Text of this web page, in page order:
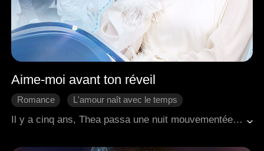
Aime-moi avant ton réveil
Romance
L'amour naît avec le temps
Il y a cinq ans, Thea passa une nuit mouvementée avec Jacob, qui avait été drogué. Espérant pouvoir payer les frais médicaux de sa grand-mère, elle fut choquée lorsque Jacob partit en trombe, convaincu que Thea avait mis quelque chose dans son verre. Plus tard, Thea découvrit qu'elle était enceinte et chercha l'aide de Jacob, mais elle fut humiliée. Alors qu'elle tenait sa grand-mère mourante à l'hôpital, Thea tomba par hasard sur une nouvelle : Jacob était tombé dans le coma. Saisissant l'occasion, elle emménagea chez lui avec son enfant à naître. Juste au moment où elle commençait à s'installer dans une vie de luxe, Jacob se réveilla sans aucun souvenir d'elle. Les médecins prédirent que ses souvenirs reviendraient dans un délai d'un mois. Déterminée, Thea œuvra pour que Jacob tombe amoureux d'elle, et finalement, tous trois construisirent une vie heureuse ensemble.